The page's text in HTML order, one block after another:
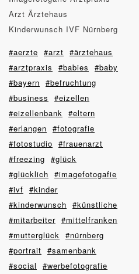
Arzt Ärztehaus
Kinderwunsch IVF Nürnberg
#aerzte #arzt #ärztehaus
#arztpraxis
#babies
#baby
#bayern #befruchtung
#business
#eizellen
#eizellenbank #eltern
#erlangen #fotografie
#fotostudio #frauenarzt
#freezing #glück
#glücklich #imagefotogafie
#ivf #kinder
#kinderwunsch #künstliche
#mitarbeiter #mittelfranken
#mutterglück #nürnberg
#portrait #samenbank
#social
#werbefotografie